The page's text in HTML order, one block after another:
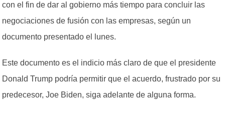
con el fin de dar al gobierno más tiempo para concluir las
negociaciones de fusión con las empresas, según un
documento presentado el lunes.
Este documento es el indicio más claro de que el presidente
Donald Trump podría permitir que el acuerdo, frustrado por su
predecesor, Joe Biden, siga adelante de alguna forma.